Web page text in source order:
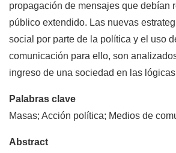
propagación de mensajes que debían
público extendido. Las nuevas
social por parte de la política y el uso
comunicación para ello, son
ingreso de una sociedad en las
Palabras clave
Masas; Acción política; Medios de
Abstract